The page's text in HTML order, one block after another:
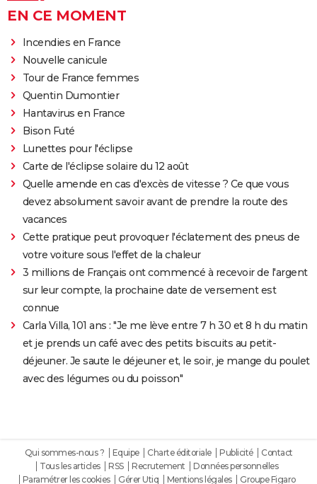
EN CE MOMENT
Incendies en France
Nouvelle canicule
Tour de France femmes
Quentin Dumontier
Hantavirus en France
Bison Futé
Lunettes pour l'éclipse
Carte de l'éclipse solaire du 12 août
Quelle amende en cas d'excès de vitesse ? Ce que vous
devez absolument savoir avant de prendre la route des
vacances
Cette pratique peut provoquer l'éclatement des pneus de
votre voiture sous l'effet de la chaleur
3 millions de Français ont commencé à recevoir de l'argent
sur leur compte, la prochaine date de versement est
connue
Carla Villa, 101 ans : "Je me lève entre 7 h 30 et 8 h du matin
et je prends un café avec des petits biscuits au petit-
déjeuner. Je saute le déjeuner et, le soir, je mange du poulet
avec des légumes ou du poisson"
Qui sommes-nous ? Equipe Charte éditoriale Publicité
Contact
Tous les articles
RSS Recrutement
Données personnelles
Paramétrer les cookies
Gérer Utiq Mentions légales Groupe Figaro